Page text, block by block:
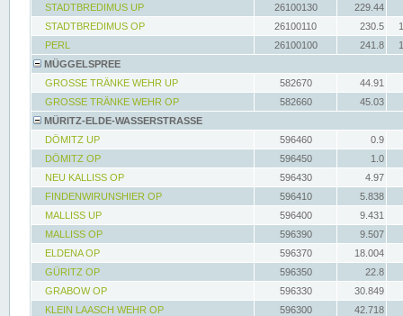
STADTBREDIMUS UP
26100130
229.44
STADTBREDIMUS OP
26100110 230.5
PERL
26100100 241.8
MÜGGELSPREE
GROSSE TRÄNKE WEHR UP
582670
44.91
GROSSE TRÄNKE WEHR OP
582660
45.03
MÜRITZ-ELDE-WASSERSTRASSE
DÖMITZ UP
596460
0.9
DÖMITZ OP
596450
1.0
NEU KALLISS OP
596430
4.97
FINDENWIRUNSHIER OP
596410
5.838
MALLISS UP
596400
9.431
MALLISS OP
596390
9.507
ELDENA OP
596370
18.004
GÜRITZ OP
596350
22.8
GRABOW OP
596330
30.849
KLEIN LAASCH WEHR OP
596300
42.718